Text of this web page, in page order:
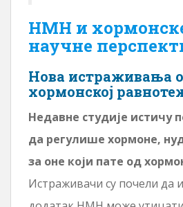
НМН и
научне
Нова истраживања
хормонској
Недавне студије истичу
да регулише хормоне,
за оне који пате од
Истраживачи су почели да